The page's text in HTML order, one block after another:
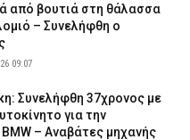
από βουτιά στη θάλασσα
– Συνελήφθη ο
09:07
Συνελήφθη 37χρονος με
για την
– Αναβάτες μηχανής